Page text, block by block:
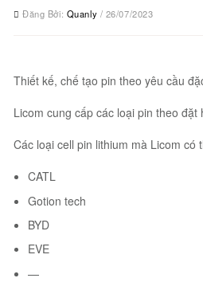
Đăng Bởi: Quanly / 26/07/2023
Thiết kế, chế tạo pin theo yêu cầu
Licom cung cấp các loại pin theo
Các loại cell pin lithium mà Licom
CATL
Gotion tech
BYD
EVE
—